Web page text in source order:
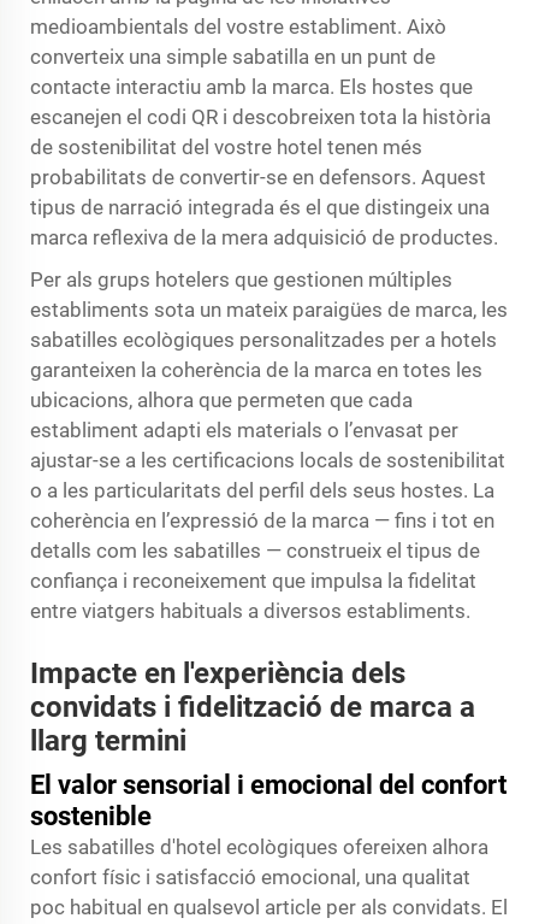
medioambientals del vostre establiment. Això
converteix una simple sabatilla en un punt de
contacte interactiu amb la marca. Els hostes que
escanejen el codi QR i descobreixen tota la història
de sostenibilitat del vostre hotel tenen més
probabilitats de convertir-se en defensors. Aquest
tipus de narració integrada és el que distingeix una
marca reflexiva de la mera adquisició de productes.
Per als grups hotelers que gestionen múltiples
establiments sota un mateix paraigües de marca, les
sabatilles ecològiques personalitzades per a hotels
garanteixen la coherència de la marca en totes les
ubicacions, alhora que permeten que cada
establiment adapti els materials o l’envasat per
ajustar-se a les certificacions locals de sostenibilitat
o a les particularitats del perfil dels seus hostes. La
coherència en l’expressió de la marca — fins i tot en
detalls com les sabatilles — construeix el tipus de
confiança i reconeixement que impulsa la fidelitat
entre viatgers habituals a diversos establiments.
Impacte en l'experiència dels
convidats i fidelització de marca a
llarg termini
El valor sensorial i emocional del confort
sostenible
Les sabatilles d'hotel ecològiques ofereixen alhora
confort físic i satisfacció emocional, una qualitat
poc habitual en qualsevol article per als convidats. El